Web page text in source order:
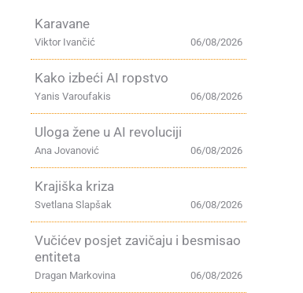
Karavane
06/08/2026
Viktor Ivančić
Kako izbeći AI ropstvo
06/08/2026
Yanis Varoufakis
Uloga žene u AI revoluciji
06/08/2026
Ana Jovanović
Krajiška kriza
06/08/2026
Svetlana Slapšak
Vučićev posjet zavičaju i besmisao
entiteta
06/08/2026
Dragan Markovina